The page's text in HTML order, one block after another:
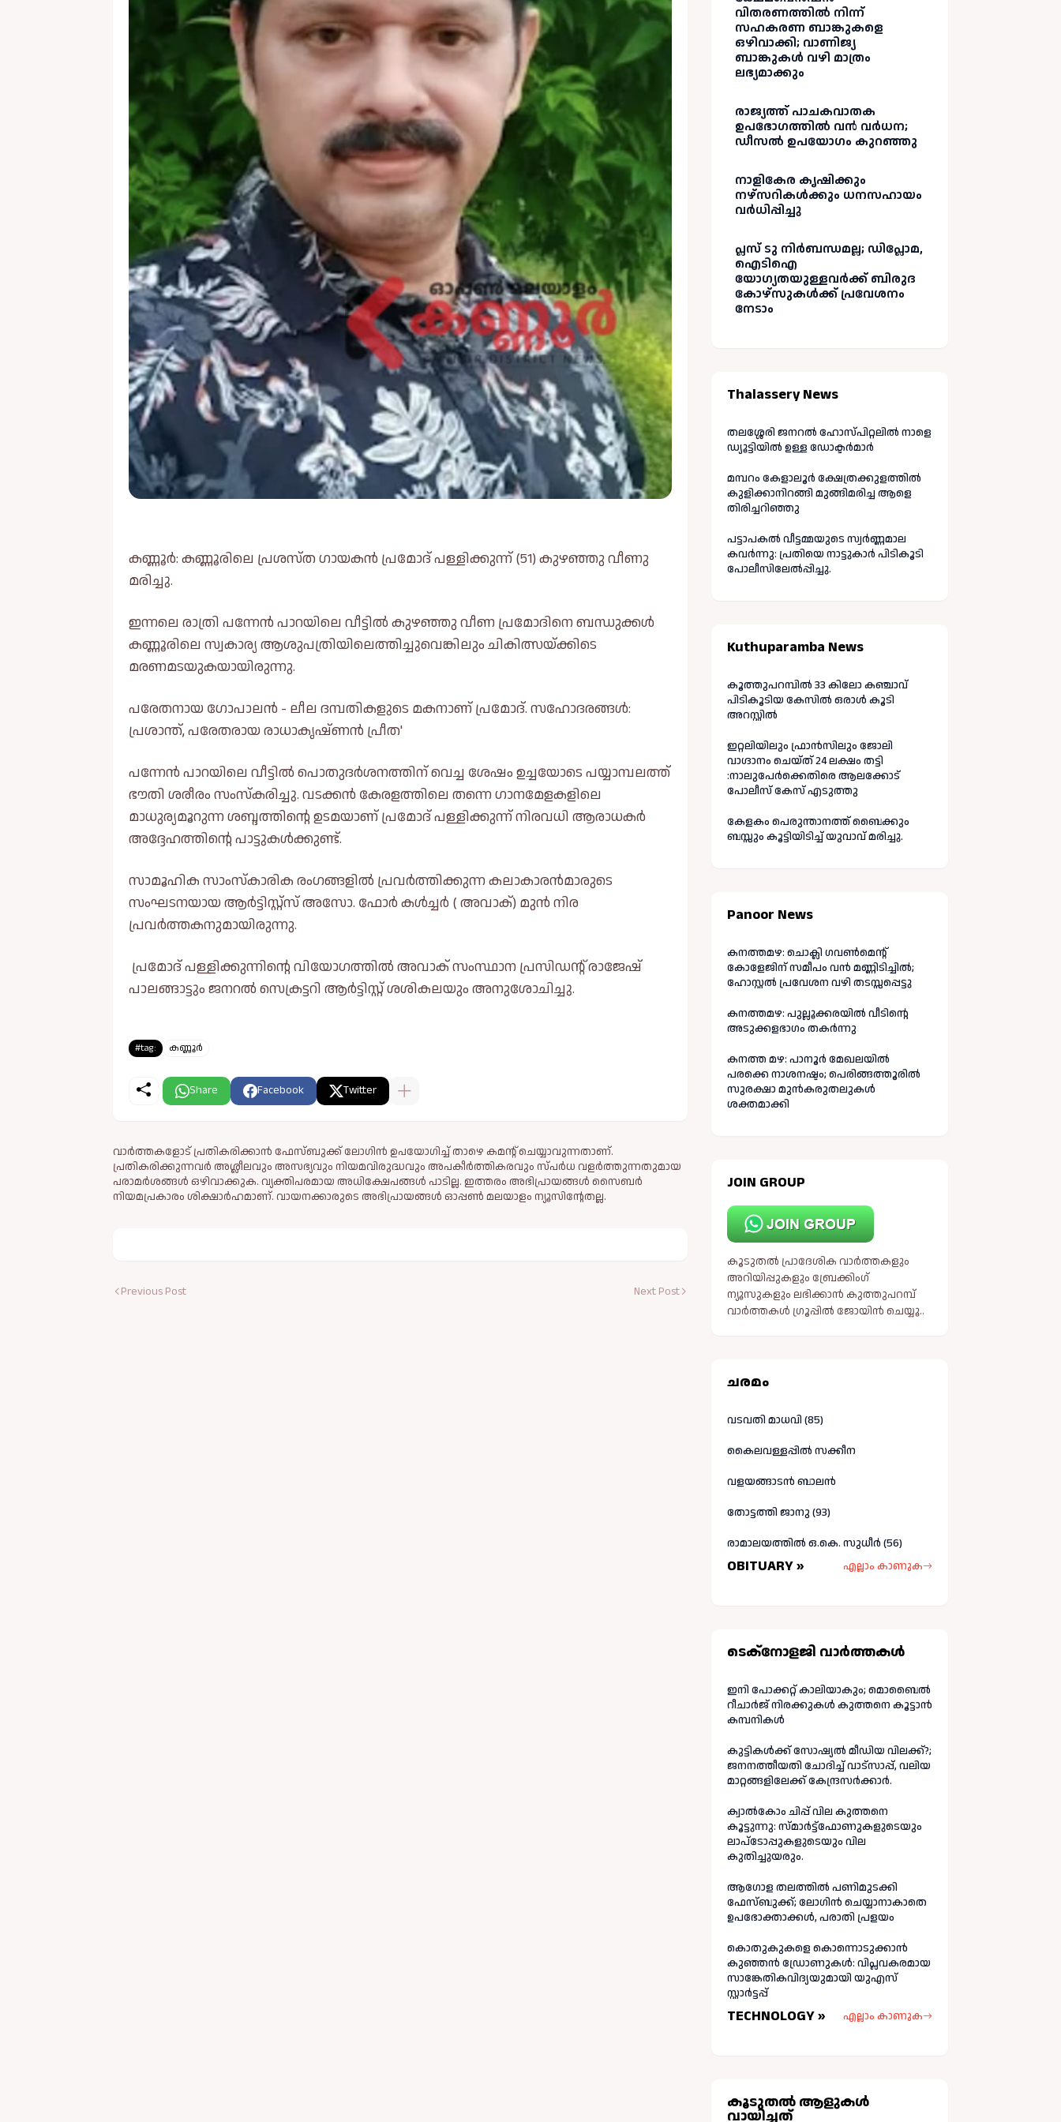
കണ്ണൂർ: കണ്ണൂരിലെ പ്രശസ്ത ഗായകൻ പ്രമോദ് പള്ളിക്കുന്ന് (51) കുഴഞ്ഞു വീണു
മരിച്ചു.
ഇന്നലെ രാത്രി പന്നേൻ പാറയിലെ വീട്ടിൽ കുഴഞ്ഞു വീണ പ്രമോദിനെ ബന്ധുക്കൾ
കണ്ണൂരിലെ സ്വകാര്യ ആശുപത്രിയിലെത്തിച്ചുവെങ്കിലും ചികിത്സയ്ക്കിടെ
മരണമടയുകയായിരുന്നു.
പരേതനായ ഗോപാലൻ - ലീല ദമ്പതികളുടെ മകനാണ് പ്രമോദ്. സഹോദരങ്ങൾ:
പ്രശാന്ത്, പരേതരായ രാധാകൃഷ്ണൻ പ്രീത'
പന്നേൻ പാറയിലെ വീട്ടിൽ പൊതുദർശനത്തിന് വെച്ച ശേഷം ഉച്ചയോടെ പയ്യാമ്പലത്ത്
ഭൗതി ശരീരം സംസ്കരിച്ചു. വടക്കൻ കേരളത്തിലെ തന്നെ ഗാനമേളകളിലെ
മാധുര്യമൂറുന്ന ശബ്ദത്തിൻ്റെ ഉടമയാണ് പ്രമോദ് പള്ളിക്കുന്ന് നിരവധി ആരാധകർ
അദ്ദേഹത്തിൻ്റെ പാട്ടുകൾക്കുണ്ട്.
സാമൂഹിക സാംസ്കാരിക രംഗങ്ങളിൽ പ്രവർത്തിക്കുന്ന കലാകാരൻമാരുടെ
സംഘടനയായ ആർട്ടിസ്റ്റ്സ് അസോ. ഫോർ കൾച്ചർ ( അവാക്) മുൻ നിര
പ്രവർത്തകനുമായിരുന്നു.
പ്രമോദ് പള്ളിക്കുന്നിൻ്റെ വിയോഗത്തിൽ അവാക് സംസ്ഥാന പ്രസിഡൻ്റ് രാജേഷ്
പാലങ്ങാട്ടും ജനറൽ സെക്രട്ടറി ആർട്ടിസ്റ്റ് ശശികലയും അനുശോചിച്ചു.
#tag: കണ്ണൂർ
Share Facebook Twitter
വാർത്തകളോട് പ്രതികരിക്കാൻ ഫേസ്ബുക്ക് ലോഗിൻ ഉപയോഗിച്ച് താഴെ കമന്റ് ചെയ്യാവുന്നതാണ്.
പ്രതികരിക്കുന്നവര്‍ അശ്ലീലവും അസഭ്യവും നിയമവിരുദ്ധവും അപകീര്‍ത്തികരവും സ്പര്‍ധ വളര്‍ത്തുന്നതുമായ
പരാമര്‍ശങ്ങള്‍ ഒഴിവാക്കുക. വ്യക്തിപരമായ അധിക്ഷേപങ്ങള്‍ പാടില്ല. ഇത്തരം അഭിപ്രായങ്ങള്‍ സൈബര്‍
നിയമപ്രകാരം ശിക്ഷാര്‍ഹമാണ്. വായനക്കാരുടെ അഭിപ്രായങ്ങള്‍ ഓപ്പൺ മലയാളം ന്യൂസിന്റേതല്ല.
Previous Post Next Post
വിതരണത്തിൽ നിന്ന്
സഹകരണ ബാങ്കുകളെ
ഒഴിവാക്കി; വാണിജ്യ
ബാങ്കുകൾ വഴി മാത്രം
ലഭ്യമാക്കും
രാജ്യത്ത് പാചകവാതക
ഉപഭോഗത്തിൽ വൻ വർധന;
ഡീസൽ ഉപയോഗം കുറഞ്ഞു
നാളികേര കൃഷിക്കും
നഴ്സറികൾക്കും ധനസഹായം
വർധിപ്പിച്ചു
പ്ലസ് ടു നിർബന്ധമല്ല; ഡിപ്ലോമ,
ഐടിഐ
യോഗ്യതയുള്ളവർക്ക് ബിരുദ
കോഴ്‌സുകൾക്ക് പ്രവേശനം
നേടാം
Thalassery News
തലശ്ശേരി ജനറൽ ഹോസ്പിറ്റലിൽ നാളെ
ഡ്യൂട്ടിയിൽ ഉള്ള ഡോക്ടർമാർ
മമ്പറം കേളാലൂർ ക്ഷേത്രക്കുളത്തിൽ
കുളിക്കാനിറങ്ങി മുങ്ങിമരിച്ച ആളെ
തിരിച്ചറിഞ്ഞു
പട്ടാപകൽ വീട്ടമ്മയുടെ സ്വർണ്ണമാല
കവർന്നു: പ്രതിയെ നാട്ടുകാർ പിടികൂടി
പോലീസിലേൽപ്പിച്ചു.
Kuthuparamba News
കൂത്തുപറമ്പിൽ 33 കിലോ കഞ്ചാവ്
പിടികൂടിയ കേസിൽ ഒരാൾ കൂടി
അറസ്റ്റിൽ
ഇറ്റലിയിലും ഫ്രാൻസിലും ജോലി
വാഗ്ദാനം ചെയ്ത് 24 ലക്ഷം തട്ടി
:നാലുപേർക്കെതിരെ ആലക്കോട്
പോലീസ് കേസ് എടുത്തു
കേളകം പെരുന്താനത്ത് ബൈക്കും
ബസ്സും കൂട്ടിയിടിച്ച് യുവാവ് മരിച്ചു.
Panoor News
കനത്തമഴ: ചൊക്ലി ഗവൺമെന്റ്
കോളേജിന് സമീപം വൻ മണ്ണിടിച്ചിൽ;
ഹോസ്റ്റൽ പ്രവേശന വഴി തടസ്സപ്പെട്ടു
കനത്തമഴ: പുല്ലൂക്കരയിൽ വീടിന്റെ
അടുക്കളഭാഗം തകർന്നു
കനത്ത മഴ: പാനൂർ മേഖലയിൽ
പരക്കെ നാശനഷ്ടം; പെരിങ്ങത്തൂരിൽ
സുരക്ഷാ മുൻകരുതലുകൾ
ശക്തമാക്കി
JOIN GROUP
കൂടുതൽ പ്രാദേശിക വാർത്തകളും
അറിയിപ്പുകളും ബ്രേക്കിംഗ്
ന്യൂസുകളും ലഭിക്കാൻ കുത്തുപറമ്പ്
വാർത്തകൾ ഗ്രൂപ്പിൽ ജോയിൻ ചെയ്യൂ..
ചരമം
വടവതി മാധവി (85)
കൈലവള്ളപ്പിൽ സക്കീന
വളയങ്ങാടൻ ബാലൻ
തോട്ടത്തി ജാനു (93)
രാമാലയത്തിൽ ഒ.കെ. സുധീർ (56)
OBITUARY » എല്ലാം കാണുക
ടെക്നോളജി വാർത്തകള്‍
ഇനി പോക്കറ്റ് കാലിയാകും; മൊബൈൽ
റീചാർജ് നിരക്കുകൾ കുത്തനെ കൂട്ടാൻ
കമ്പനികൾ
കുട്ടികൾക്ക് സോഷ്യൽ മീഡിയ വിലക്ക്?;
ജനനത്തീയതി ചോദിച്ച് വാട്‌സാപ്പ്, വലിയ
മാറ്റങ്ങളിലേക്ക് കേന്ദ്രസർക്കാർ.
ക്വാൽകോം ചിപ്പ് വില കുത്തനെ
കൂട്ടുന്നു: സ്മാർട്ട്ഫോണുകളുടെയും
ലാപ്ടോപ്പുകളുടെയും വില
കുതിച്ചുയരും.
ആഗോള തലത്തിൽ പണിമുടക്കി
ഫേസ്ബുക്ക്; ലോഗിന്‍ ചെയ്യാനാകാതെ
ഉപഭോക്താക്കള്‍, പരാതി പ്രളയം
കൊതുകുകളെ കൊന്നൊടുക്കാൻ
കുഞ്ഞൻ ഡ്രോണുകൾ: വിപ്ലവകരമായ
സാങ്കേതികവിദ്യയുമായി യുഎസ്
സ്റ്റാർട്ടപ്പ്
TECHNOLOGY » എല്ലാം കാണുക
കൂടുതല്‍ ആളുകള്‍
വായിച്ചത്